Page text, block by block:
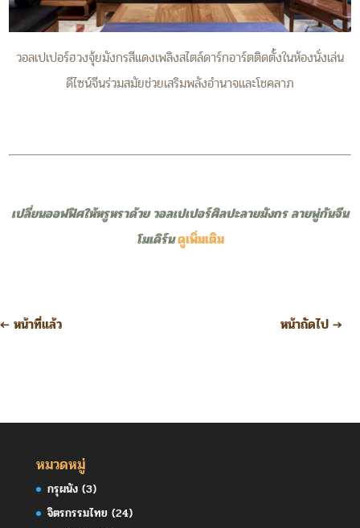
วอลเปเปอร์ฮวงจุ้ยมังกรสีแดงเพลิงสไตล์ดาร์กอาร์ตติดตั้งในห้องนั่งเล่น
ดีไซน์จีนร่วมสมัยช่วยเสริมพลังอำนาจและโชคลาภ
เปลี่ยนออฟฟิศให้หรูหราด้วย วอลเปเปอร์ศิลปะลายมังกร ลายพู่กันจีน
โมเดิร์นดูเพิ่มเติม
← หน้าที่แล้ว หน้าถัดไป→
หมวดหมู่
กรุผนัง(3)
จิตรกรรมไทย (24)